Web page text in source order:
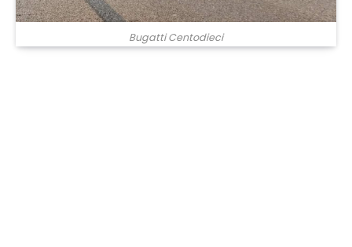
Bugatti Centodieci